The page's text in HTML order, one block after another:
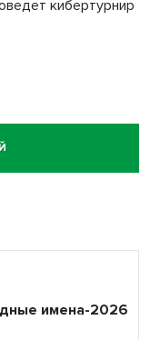
кибертурнир
имена-2026